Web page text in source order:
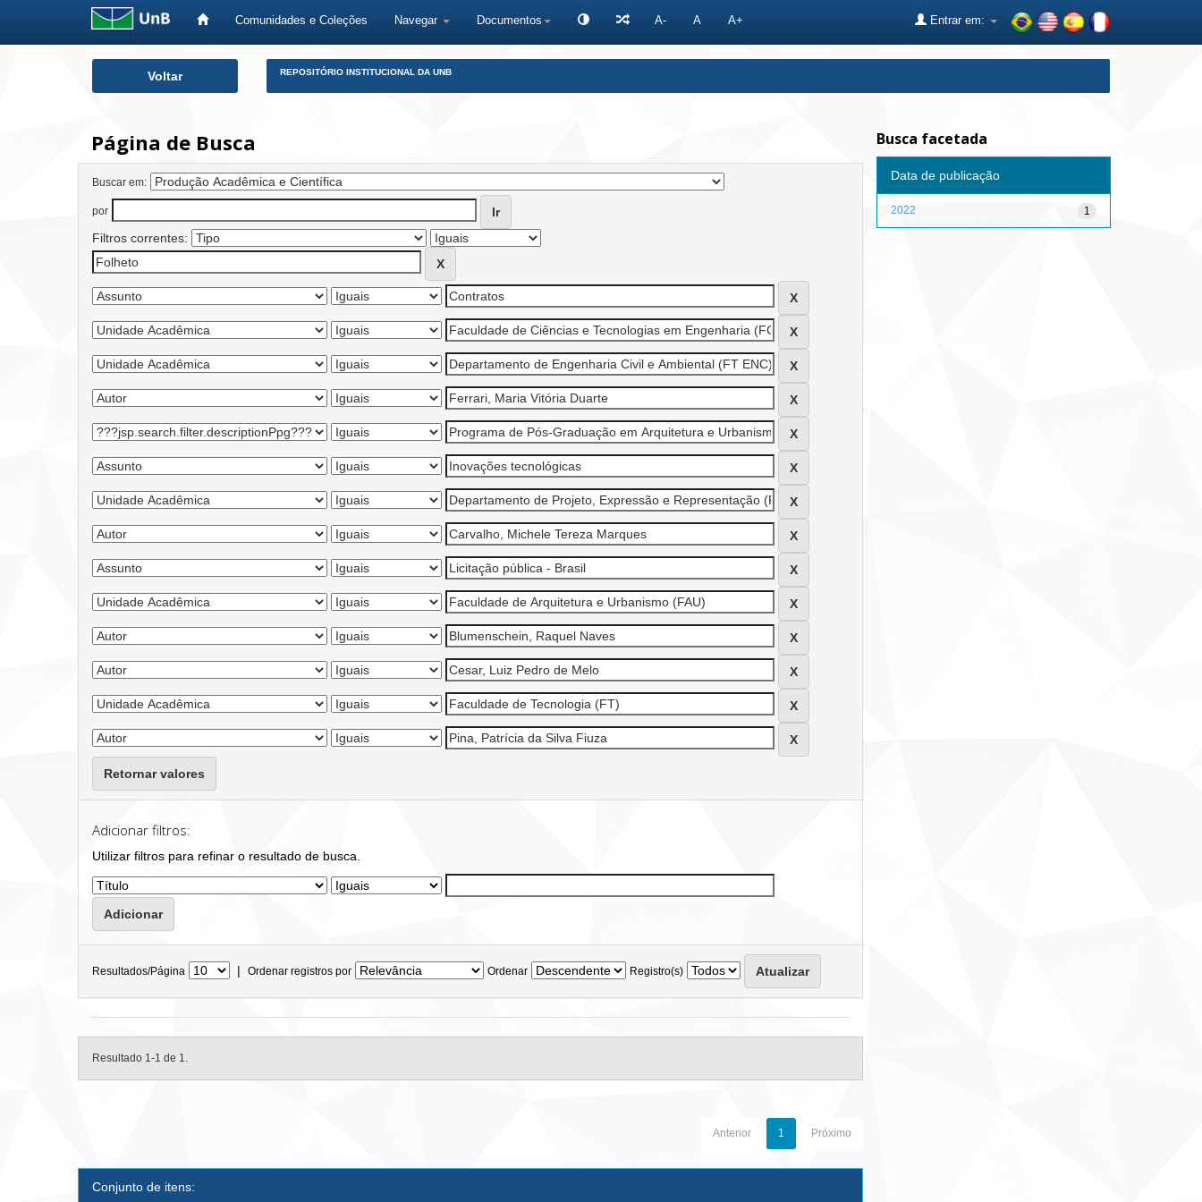
Comunidades e Coleções Navegar Documentos A- A A+ Entrar em:
Voltar REPOSITÓRIO INSTITUCIONAL DA UNB
Página de Busca
Buscar em:
por
Filtros correntes:
Retornar valores
Adicionar filtros:
Utilizar filtros para refinar o resultado de busca.
Resultados/Página | Ordenar registros por Ordenar Registro(s)
Resultado 1-1 de 1.
Anterior 1 Próximo
Conjunto de itens:
Busca facetada
Data de publicação
1
2022